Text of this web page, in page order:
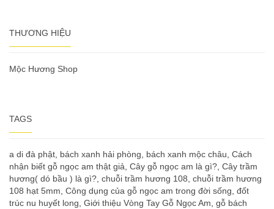
THƯƠNG HIỆU
Mộc Hương Shop
TAGS
a di đà phật, bách xanh hải phòng, bách xanh mộc châu, Cách
nhận biết gỗ ngọc am thật giả, Cây gỗ ngọc am là gì?, Cây trầm
hương( dó bầu ) là gì?, chuỗi trầm hương 108, chuỗi trầm hương
108 hạt 5mm, Công dụng của gỗ ngọc am trong đời sống, đốt
trúc nu huyết long, Giới thiệu Vòng Tay Gỗ Ngọc Am, gỗ bách